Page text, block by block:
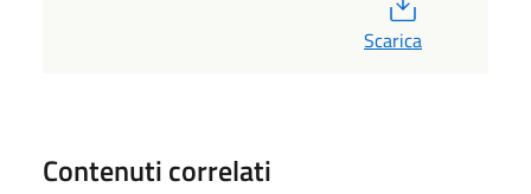
Scarica
Contenuti correlati